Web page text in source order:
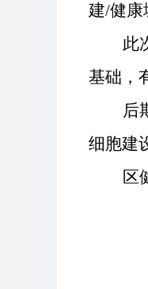
建/健康
此
基础，
后
细胞建
区